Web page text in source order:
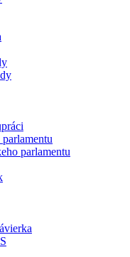
parlamentu